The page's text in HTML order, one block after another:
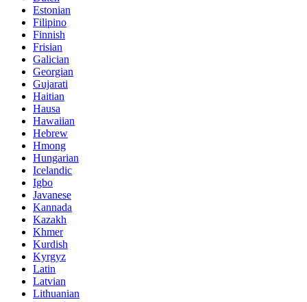
Estonian
Filipino
Finnish
Frisian
Galician
Georgian
Gujarati
Haitian
Hausa
Hawaiian
Hebrew
Hmong
Hungarian
Icelandic
Igbo
Javanese
Kannada
Kazakh
Khmer
Kurdish
Kyrgyz
Latin
Latvian
Lithuanian